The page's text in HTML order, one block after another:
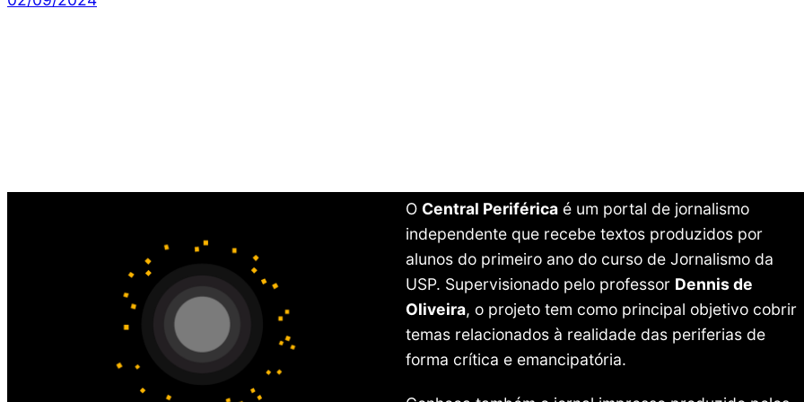
O Central Periférica é um portal de jornalismo
independente que recebe textos produzidos por
alunos do primeiro ano do curso de Jornalismo da
USP. Supervisionado pelo professor Dennis de
Oliveira, o projeto tem como principal objetivo cobrir
temas relacionados à realidade das periferias de
forma crítica e emancipatória.